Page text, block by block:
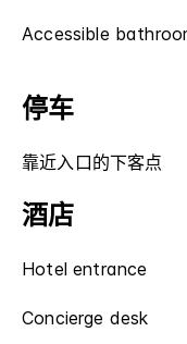
Accessible
停车
靠近入口的下客点
酒店
Hotel entrance
Concierge desk